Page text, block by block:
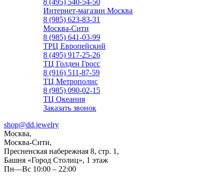
8 (495) 540-54-50
Интернет-магазин Москва
8 (985) 623-83-31
Москва-Сити
8 (985) 641-03-99
ТРЦ Европейский
8 (495) 917-25-26
ТЦ Голден Гросс
8 (916) 511-87-59
ТЦ Метрополис
8 (985) 090-02-15
ТЦ Океания
Заказать звонок
shop@dd.jewelry
Москва,
Москва-Сити,
Пресненская набережная 8, стр. 1,
Башня «Город Столиц», 1 этаж
Пн—Вс 10:00 – 22:00